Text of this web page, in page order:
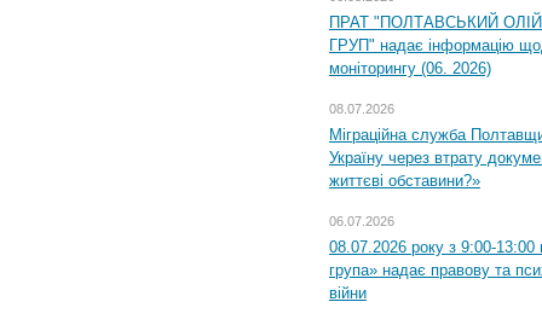
ПРАТ "ПОЛТАВСЬКИЙ
ГРУП" надає інформацію
моніторингу (06. 2026)
08.07.2026
Міграційна служба
Україну через втрату
життєві обставини?»
06.07.2026
08.07.2026 року з 9:00-13:00
група» надає правову та
війни